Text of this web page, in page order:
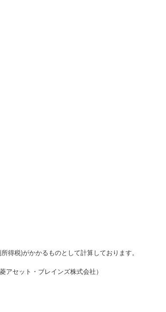
得税)がかかるものとして計算しております。
セット・ブレインズ株式会社）